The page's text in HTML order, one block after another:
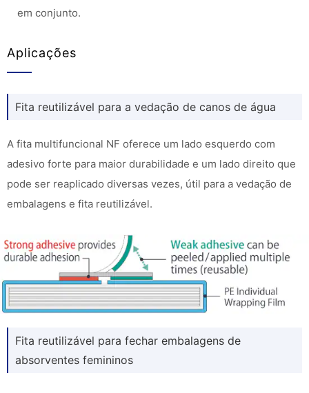
em conjunto.
Aplicações
Fita reutilizável para a vedação de canos de água
A fita multifuncional NF oferece um lado esquerdo com
adesivo forte para maior durabilidade e um lado direito que
pode ser reaplicado diversas vezes, útil para a vedação de
embalagens e fita reutilizável.
Fita reutilizável para fechar embalagens de
absorventes femininos